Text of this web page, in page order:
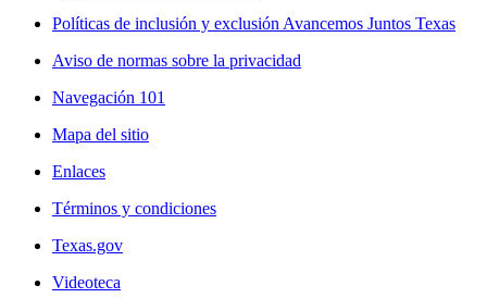
Políticas de inclusión y exclusión Avancemos Juntos Texas
Aviso de normas sobre la privacidad
Navegación 101
Mapa del sitio
Enlaces
Términos y condiciones
Texas.gov
Videoteca